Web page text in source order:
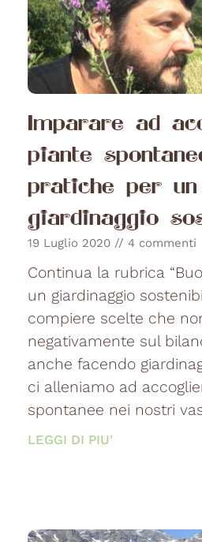
Imparare ad
piante
pratiche per un
giardinaggio
19 Luglio 2020 4 commenti
Continua la rubrica
un giardinaggio
compiere scelte che
negativamente sul
anche facendo
ci alleniamo ad
spontanee nei nostri
LEGGI DI PIU'